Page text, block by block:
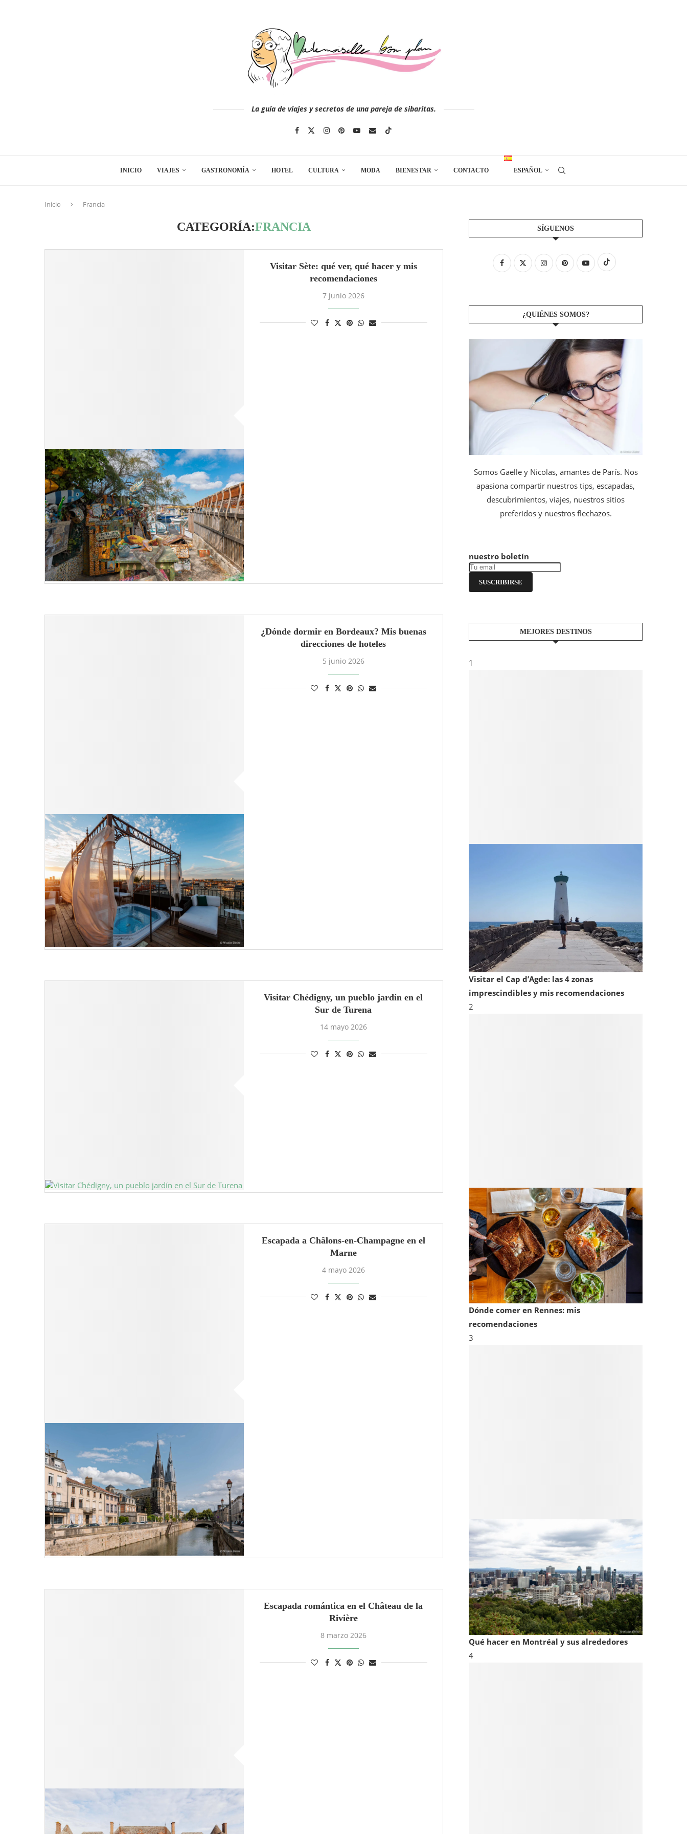
La guía de viajes y secretos de una pareja de sibaritas.
INICIO VIAJES GASTRONOMÍA HOTEL CULTURA MODA BIENESTAR CONTACTO ESPAÑOL
Inicio Francia
CATEGORÍA:FRANCIA
Visitar Sète: qué ver, qué hacer y mis
recomendaciones
7 junio 2026
¿Dónde dormir en Bordeaux? Mis buenas
direcciones de hoteles
5 junio 2026
Visitar Chédigny, un pueblo jardín en el
Sur de Turena
14 mayo 2026
Escapada a Châlons-en-Champagne en el
Marne
4 mayo 2026
Escapada romántica en el Château de la
Rivière
8 marzo 2026
SÍGUENOS
¿QUIÉNES SOMOS?
Somos Gaëlle y Nicolas, amantes de París. Nos
apasiona compartir nuestros tips, escapadas,
descubrimientos, viajes, nuestros sitios
preferidos y nuestros flechazos.
nuestro boletín
SUSCRIBIRSE
MEJORES DESTINOS
1
Visitar el Cap d’Agde: las 4 zonas
imprescindibles y mis recomendaciones
2
Dónde comer en Rennes: mis
recomendaciones
3
Qué hacer en Montréal y sus alrededores
4